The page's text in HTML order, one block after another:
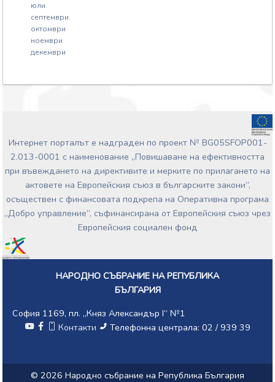
юли
септември
октомври
ноември
декември
Интернет порталът е надграден по проект № BG05SFOP001-
2.013-0001 с наименование „Повишаване на ефективността
при въвеждането на директивите и мерките по прилагането на
актовете на Европейския съюз в българските закони”,
осъществен с финансовата подкрепа на Оперативна програма
„Добро управление“, съфинансирана от Европейския съюз чрез
Европейския социален фонд
НАРОДНО СЪБРАНИЕ НА РЕПУБЛИКА
БЪЛГАРИЯ
София 1169, пл. „Княз Александър I“ №1
Контакти
Телефонна централа: 02 / 939 39
© 2026 Народно събрание на Република България